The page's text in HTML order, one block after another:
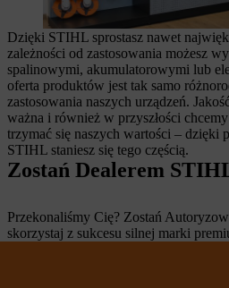
Dzięki STIHL sprostasz nawet
zależności od zastosowania możesz
spalinowymi, akumulatorowymi lub
oferta produktów jest tak samo
zastosowania naszych urządzeń.
ważna i również w przyszłości
trzymać się naszych wartości – dzięki
STIHL staniesz się tego częścią.
Zostań Dealerem
Przekonaliśmy Cię? Zostań
skorzystaj z sukcesu silnej marki